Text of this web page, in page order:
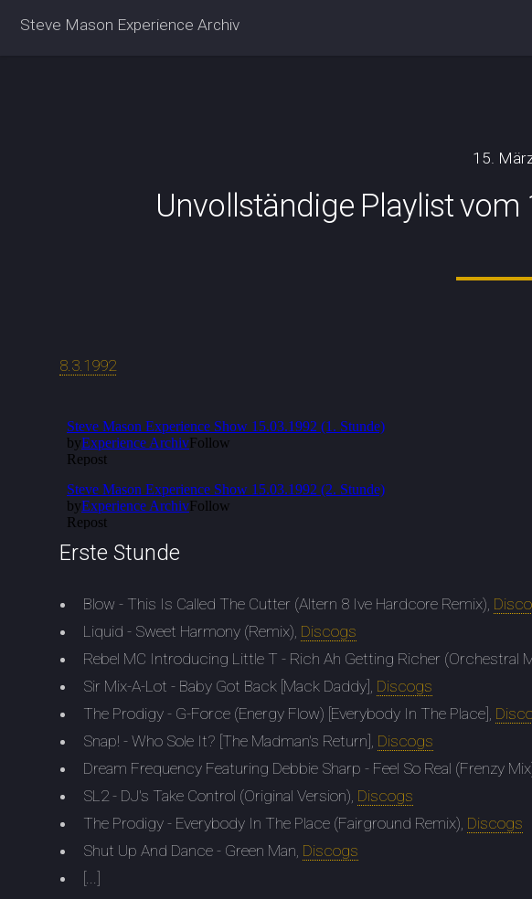
Steve Mason Experience Archiv
15.
Unvollständige Playlist
8.3.1992
Erste Stunde
Blow - This Is Called The Cutter (Altern 8 Ive Hardcore Remix),
Liquid - Sweet Harmony (Remix), Discogs
Rebel MC Introducing Little T - Rich Ah Getting Richer (Orchestral
Sir Mix-A-Lot - Baby Got Back [Mack Daddy], Discogs
The Prodigy - G-Force (Energy Flow) [Everybody In The Place],
Snap! - Who Sole It? [The Madman's Return], Discogs
Dream Frequency Featuring Debbie Sharp - Feel So Real (Frenzy
SL2 - DJ's Take Control (Original Version), Discogs
The Prodigy - Everybody In The Place (Fairground Remix), Discogs
Shut Up And Dance - Green Man, Discogs
[...]